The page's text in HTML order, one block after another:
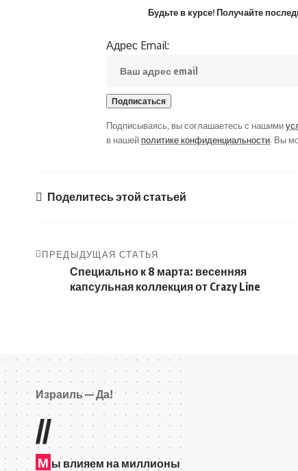
Будьте в курсе! Получайте
Адрес Email:
Подписываясь, вы соглашаетесь с нашими
в нашей политике конфиденциальности. Вы
Поделитесь этой статьей
ПРЕДЫДУЩАЯ СТАТЬЯ
Специально к 8 марта: весенняя
капсульная коллекция от Crazy Line
Израиль — Да!
//
М ы влияем на миллионы